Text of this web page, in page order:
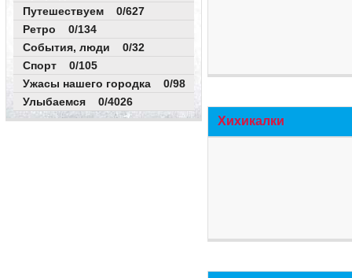
Путешествуем 0/627
Ретро 0/134
События, люди 0/32
Спорт 0/105
Ужасы нашего городка 0/98
Улыбаемся 0/4026
Хихикалки